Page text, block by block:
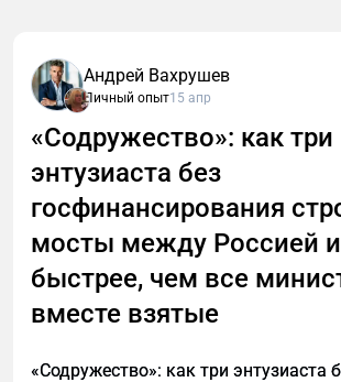
Андрей Вахрушев
Личный опыт15 апр
«Содружество»: как три
энтузиаста без
госфинансирования
мосты между Россией
быстрее, чем все
вместе взятые
«Содружество»: как три энтузиаста